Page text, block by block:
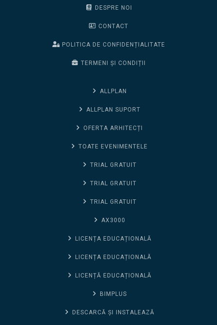
DESPRE NOI
CONTACT
POLITICA DE CONFIDENȚIALITATE
TERMENI ȘI CONDIȚII
ALLPLAN
ALLPLAN SUPORT
OFERTA ARHITECȚI
TOATE EVENIMENTELE
TRIAL GRATUIT
TRIAL GRATUIT
TRIAL GRATUIT
AX3000
LICENȚA EDUCAȚIONALĂ
LICENȚA EDUCAȚIONALĂ
LICENȚĂ EDUCAȚIONALĂ
BIMPLUS
DESCARCĂ ȘI INSTALEAZĂ